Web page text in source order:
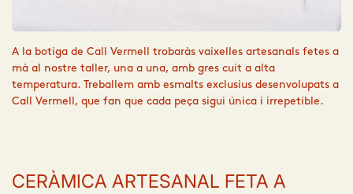
A la botiga de Call Vermell trobaràs vaixelles artesanals fetes a
mà al nostre taller, una a una, amb gres cuit a alta
temperatura. Treballem amb esmalts exclusius desenvolupats a
Call Vermell, que fan que cada peça sigui única i irrepetible.
CERÀMICA ARTESANAL FETA A